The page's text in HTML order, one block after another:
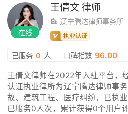
在线
王倩文 律师
辽宁腾达律师事务所
已服务 0 人 口碑指数 96.00
王倩文律师在2022年入驻平台，
认证执业律所为辽宁腾达律师事
故、建筑工程、医疗纠纷，已执
已服务0人次，累计获得0个用户